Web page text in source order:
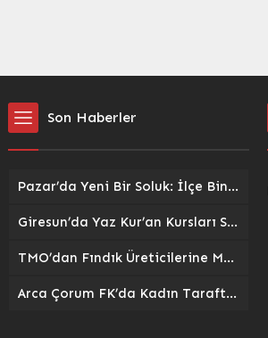
Son Haberler
Pazar’da Yeni Bir Soluk: İlçe Binası ve Kent Lokantası Hizmete Açıldı
Giresun’da Yaz Kur’an Kursları Sokak Oyunlarıyla Şenlendi: Gelenekler Yeniden Canlandı
TMO’dan Fındık Üreticilerine Müjde: 2026/27 Sezonu Alım Fiyatları ve Destekler Açıklandı
Arca Çorum FK’da Kadın Taraftarlar Sahne Alıyor: ‘Kırmızı Kanatlar’ Tribünlere Güç Katacak